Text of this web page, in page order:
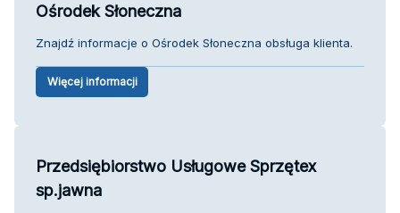
Ośrodek Słoneczna
Znajdź informacje o Ośrodek Słoneczna obsługa klienta.
Więcej informacji
Przedsiębiorstwo Usługowe Sprzętex
sp.jawna